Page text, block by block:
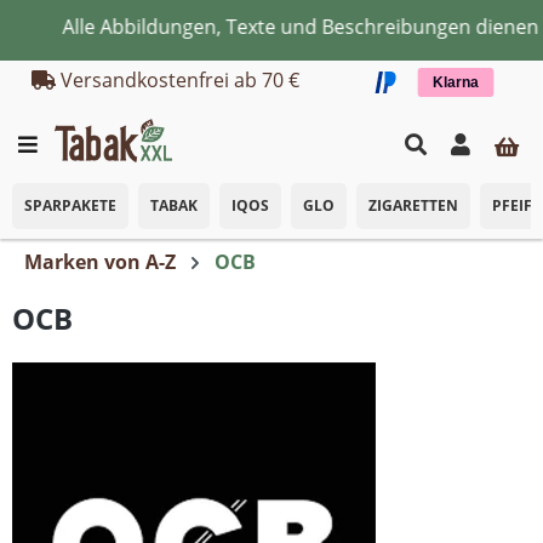
Zum Hauptinhalt springen
Alle Abbildungen, Texte und Beschreibungen dienen
Versandkostenfrei ab 70 €
Klarna
SPARPAKETE TABAK IQOS GLO ZIGARETTEN
Marken von A-Z OCB
OCB